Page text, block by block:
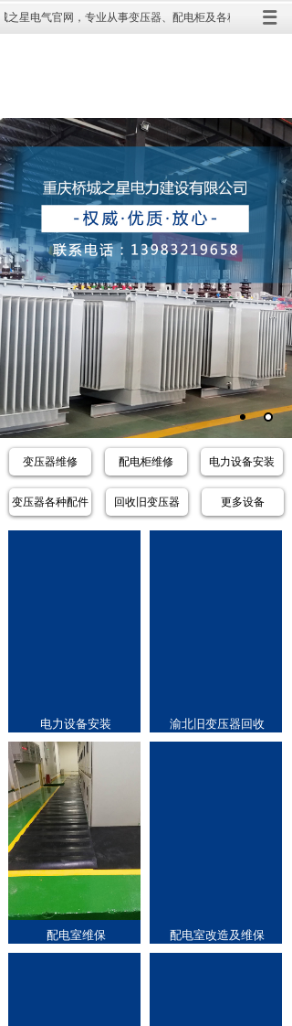
变压器维修 配电柜维修 电力设备安装
更多设备
变压器各种配件 回收旧变压器
电力设备安装 渝北旧变压器回收
配电室维保 配电室改造及维保
星电气官网，专业从事变压器、配电柜及各种电气设备